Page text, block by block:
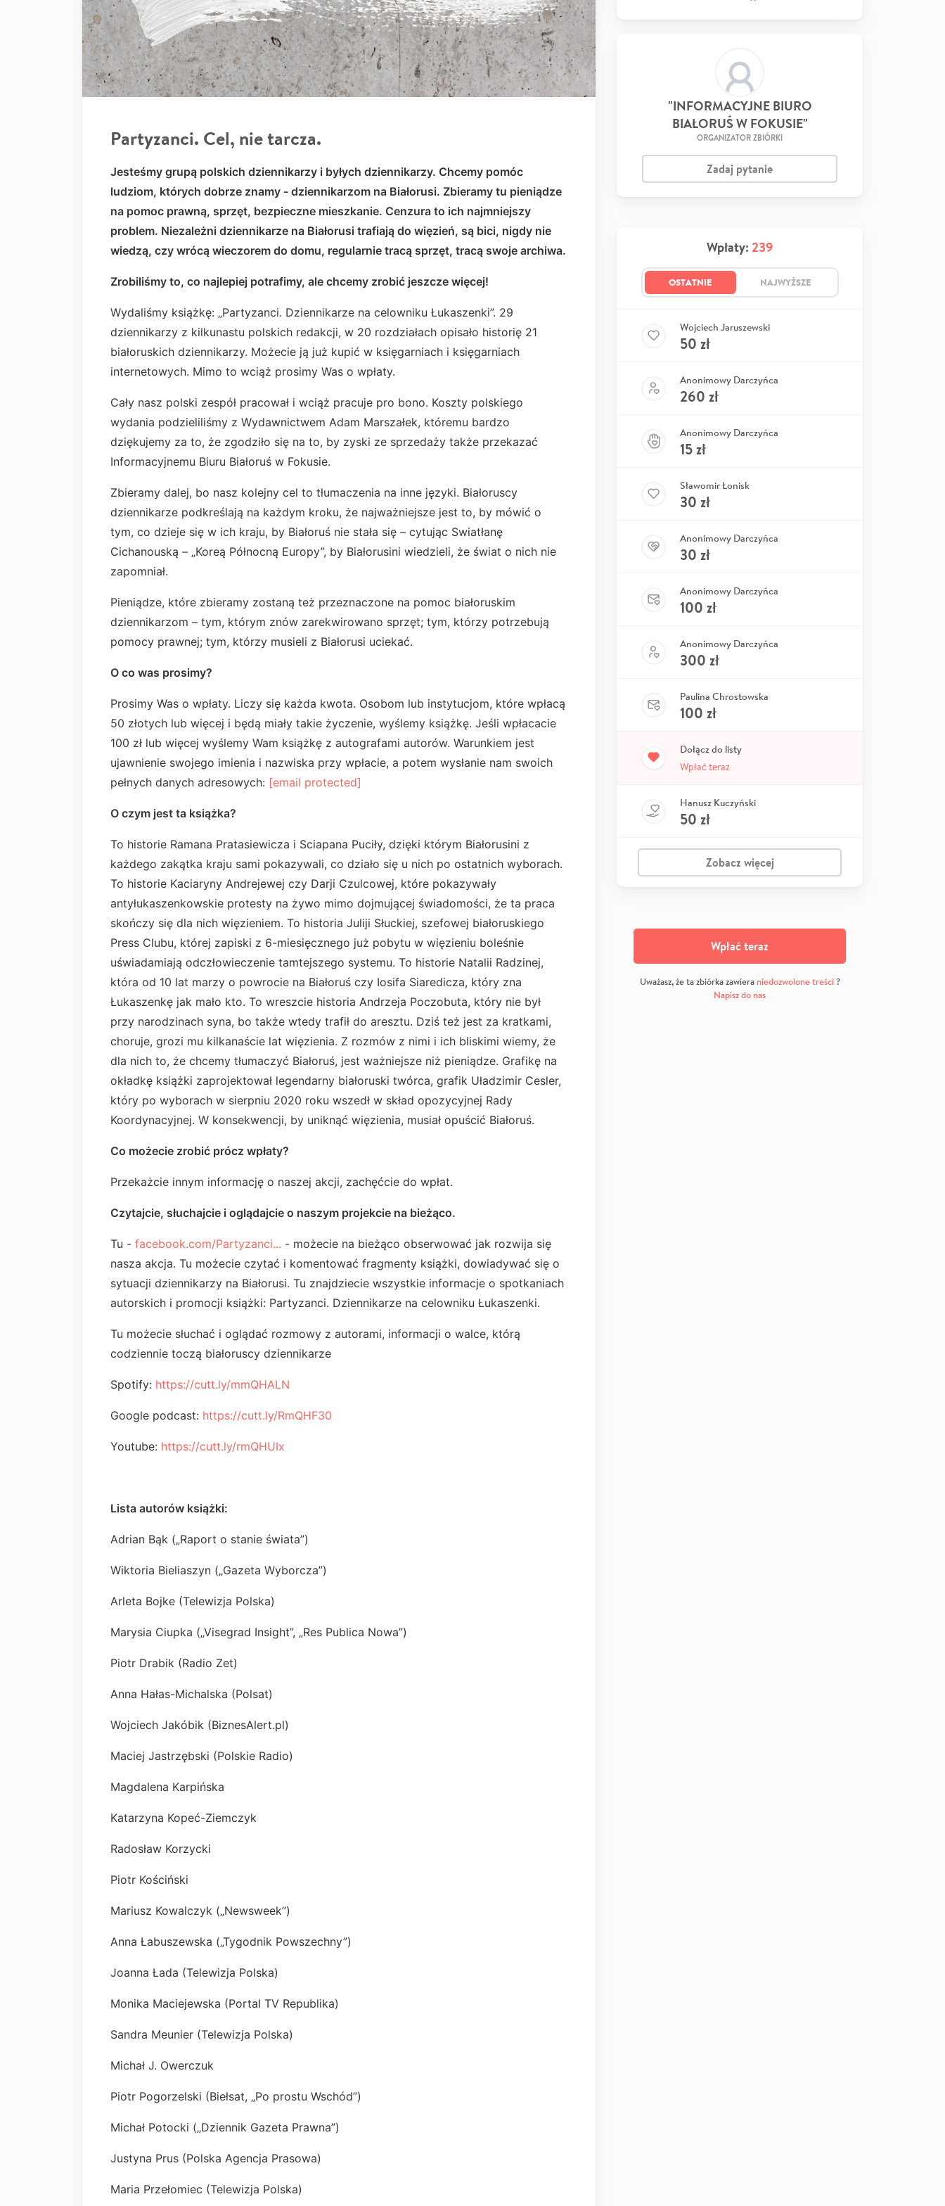
Partyzanci. Cel, nie tarcza.
Jesteśmy grupą polskich dziennikarzy i byłych dziennikarzy. Chcemy pomóc
ludziom, których dobrze znamy - dziennikarzom na Białorusi. Zbieramy tu pieniądze
na pomoc prawną, sprzęt, bezpieczne mieszkanie. Cenzura to ich najmniejszy
problem. Niezależni dziennikarze na Białorusi trafiają do więzień, są bici, nigdy nie
wiedzą, czy wrócą wieczorem do domu, regularnie tracą sprzęt, tracą swoje archiwa.
Zrobiliśmy to, co najlepiej potrafimy, ale chcemy zrobić jeszcze więcej!
Wydaliśmy książkę: „Partyzanci. Dziennikarze na celowniku Łukaszenki”. 29
dziennikarzy z kilkunastu polskich redakcji, w 20 rozdziałach opisało historię 21
białoruskich dziennikarzy. Możecie ją już kupić w księgarniach i księgarniach
internetowych. Mimo to wciąż prosimy Was o wpłaty.
Cały nasz polski zespół pracował i wciąż pracuje pro bono. Koszty polskiego
wydania podzieliliśmy z Wydawnictwem Adam Marszałek, któremu bardzo
dziękujemy za to, że zgodziło się na to, by zyski ze sprzedaży także przekazać
Informacyjnemu Biuru Białoruś w Fokusie.
Zbieramy dalej, bo nasz kolejny cel to tłumaczenia na inne języki. Białoruscy
dziennikarze podkreślają na każdym kroku, że najważniejsze jest to, by mówić o
tym, co dzieje się w ich kraju, by Białoruś nie stała się – cytując Swiatłanę
Cichanouską – „Koreą Północną Europy”, by Białorusini wiedzieli, że świat o nich nie
zapomniał.
Pieniądze, które zbieramy zostaną też przeznaczone na pomoc białoruskim
dziennikarzom – tym, którym znów zarekwirowano sprzęt; tym, którzy potrzebują
pomocy prawnej; tym, którzy musieli z Białorusi uciekać.
O co was prosimy?
Prosimy Was o wpłaty. Liczy się każda kwota. Osobom lub instytucjom, które wpłacą
50 złotych lub więcej i będą miały takie życzenie, wyślemy książkę. Jeśli wpłacacie
100 zł lub więcej wyślemy Wam książkę z autografami autorów. Warunkiem jest
ujawnienie swojego imienia i nazwiska przy wpłacie, a potem wysłanie nam swoich
pełnych danych adresowych: [email protected]
O czym jest ta książka?
To historie Ramana Pratasiewicza i Sciapana Puciły, dzięki którym Białorusini z
każdego zakątka kraju sami pokazywali, co działo się u nich po ostatnich wyborach.
To historie Kaciaryny Andrejewej czy Darji Czulcowej, które pokazywały
antyłukaszenkowskie protesty na żywo mimo dojmującej świadomości, że ta praca
skończy się dla nich więzieniem. To historia Juliji Słuckiej, szefowej białoruskiego
Press Clubu, której zapiski z 6-miesięcznego już pobytu w więzieniu boleśnie
uświadamiają odczłowieczenie tamtejszego systemu. To historie Natalii Radzinej,
która od 10 lat marzy o powrocie na Białoruś czy Iosifa Siaredicza, który zna
Łukaszenkę jak mało kto. To wreszcie historia Andrzeja Poczobuta, który nie był
przy narodzinach syna, bo także wtedy trafił do aresztu. Dziś też jest za kratkami,
choruje, grozi mu kilkanaście lat więzienia. Z rozmów z nimi i ich bliskimi wiemy, że
dla nich to, że chcemy tłumaczyć Białoruś, jest ważniejsze niż pieniądze. Grafikę na
okładkę książki zaprojektował legendarny białoruski twórca, grafik Uładzimir Cesler,
który po wyborach w sierpniu 2020 roku wszedł w skład opozycyjnej Rady
Koordynacyjnej. W konsekwencji, by uniknąć więzienia, musiał opuścić Białoruś.
Co możecie zrobić prócz wpłaty?
Przekażcie innym informację o naszej akcji, zachęćcie do wpłat.
Czytajcie, słuchajcie i oglądajcie o naszym projekcie na bieżąco.
Tu - facebook.com/Partyzanci... - możecie na bieżąco obserwować jak rozwija się
nasza akcja. Tu możecie czytać i komentować fragmenty książki, dowiadywać się o
sytuacji dziennikarzy na Białorusi. Tu znajdziecie wszystkie informacje o spotkaniach
autorskich i promocji książki: Partyzanci. Dziennikarze na celowniku Łukaszenki.
Tu możecie słuchać i oglądać rozmowy z autorami, informacji o walce, którą
codziennie toczą białoruscy dziennikarze
Spotify: https://cutt.ly/mmQHALN
Google podcast: https://cutt.ly/RmQHF30
Youtube: https://cutt.ly/rmQHUIx
Lista autorów książki:
Adrian Bąk („Raport o stanie świata”)
Wiktoria Bieliaszyn („Gazeta Wyborcza”)
Arleta Bojke (Telewizja Polska)
Marysia Ciupka („Visegrad Insight”, „Res Publica Nowa”)
Piotr Drabik (Radio Zet)
Anna Hałas-Michalska (Polsat)
Wojciech Jakóbik (BiznesAlert.pl)
Maciej Jastrzębski (Polskie Radio)
Magdalena Karpińska
Katarzyna Kopeć-Ziemczyk
Radosław Korzycki
Piotr Kościński
Mariusz Kowalczyk („Newsweek”)
Anna Łabuszewska („Tygodnik Powszechny”)
Joanna Łada (Telewizja Polska)
Monika Maciejewska (Portal TV Republika)
Sandra Meunier (Telewizja Polska)
Michał J. Owerczuk
Piotr Pogorzelski (Biełsat, „Po prostu Wschód”)
Michał Potocki („Dziennik Gazeta Prawna”)
Justyna Prus (Polska Agencja Prasowa)
Maria Przełomiec (Telewizja Polska)
"INFORMACYJNE BIURO
BIAŁORUŚ W FOKUSIE"
ORGANIZATOR ZBIÓRKI
Zadaj pytanie
Wpłaty: 239
OSTATNIE NAJWYŻSZE
Wojciech Jaruszewski
50 zł
Anonimowy Darczyńca
260 zł
Anonimowy Darczyńca
15zł
Sławomir Łonisk
30 zł
Anonimowy Darczyńca
30 zł
Anonimowy Darczyńca
100 zł
Anonimowy Darczyńca
300 zł
Paulina Chrostowska
100 zł
Dołącz do listy
Wpłać teraz
Hanusz Kuczyński
50 zł
Zobacz więcej
Wpłać teraz
Uważasz, że ta zbiórka zawiera niedozwolone treści?
Napisz do nas